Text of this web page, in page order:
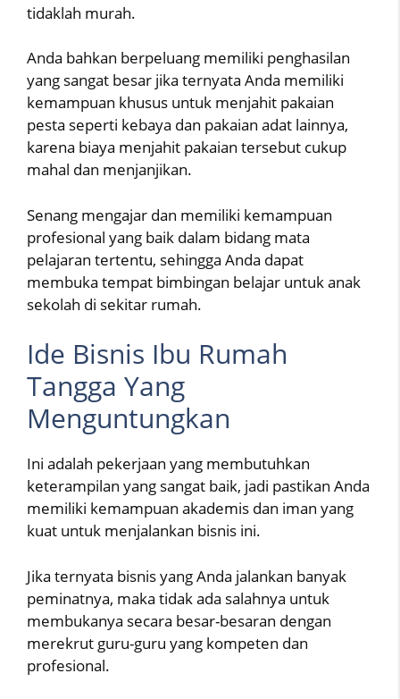
tidaklah murah.
Anda bahkan berpeluang memiliki penghasilan
yang sangat besar jika ternyata Anda memiliki
kemampuan khusus untuk menjahit pakaian
pesta seperti kebaya dan pakaian adat lainnya,
karena biaya menjahit pakaian tersebut cukup
mahal dan menjanjikan.
Senang mengajar dan memiliki kemampuan
profesional yang baik dalam bidang mata
pelajaran tertentu, sehingga Anda dapat
membuka tempat bimbingan belajar untuk anak
sekolah di sekitar rumah.
Ide Bisnis Ibu Rumah
Tangga Yang
Menguntungkan
Ini adalah pekerjaan yang membutuhkan
keterampilan yang sangat baik, jadi pastikan Anda
memiliki kemampuan akademis dan iman yang
kuat untuk menjalankan bisnis ini.
Jika ternyata bisnis yang Anda jalankan banyak
peminatnya, maka tidak ada salahnya untuk
membukanya secara besar-besaran dengan
merekrut guru-guru yang kompeten dan
profesional.